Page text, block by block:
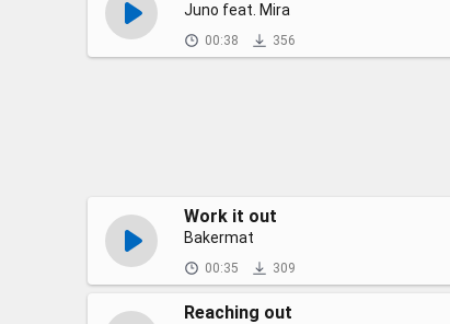
Juno feat. Mira
00:38 356
Work it out
Bakermat
00:35 309
Reaching out